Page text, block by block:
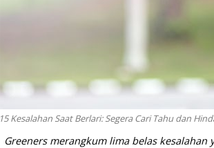
15 Kesalahan Saat Berlari: Segera Cari Tahu dan
Greeners merangkum lima belas kesalahan